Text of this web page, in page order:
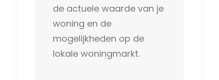
de actuele waarde van je
woning en de
mogelijkheden op de
lokale woningmarkt.